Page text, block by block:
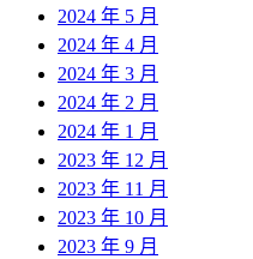
2024 年 5 月
2024 年 4 月
2024 年 3 月
2024 年 2 月
2024 年 1 月
2023 年 12 月
2023 年 11 月
2023 年 10 月
2023 年 9 月